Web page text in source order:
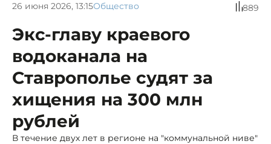
26 июня 2026, 13:15Общество 889
Экс-главу краевого
водоканала на
Ставрополье судят за
хищения на 300 млн
рублей
В течение двух лет в регионе на "коммунальной ниве"